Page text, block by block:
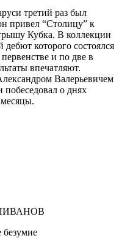
третий раз был
“Столицу” к
Кубка. В коллекции
дебют которого состоялся
и по две в
впечатляют.
Валерьевичем
побеседовал о днях
безумие